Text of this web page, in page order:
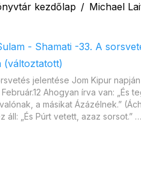
kezdőlap / Michael
- Shamati -33. A
(változtatott)
jelentése Jom Kipur
Február.12 Ahogyan írva van:
a másikat Ázázélnek.”
áll: „És Púrt vetett, azaz sorsot.” …